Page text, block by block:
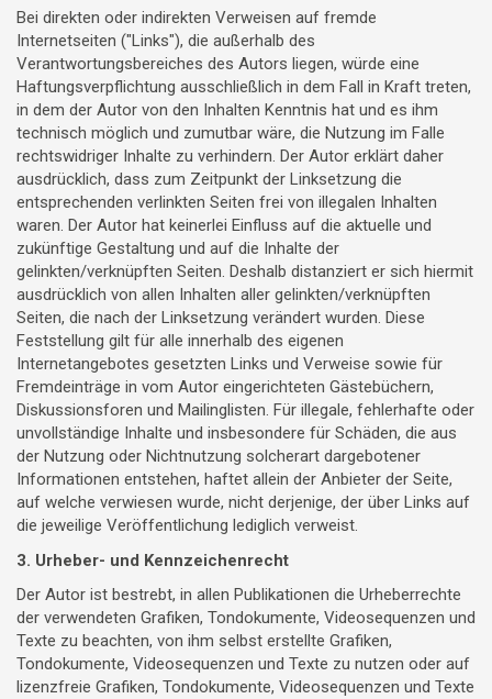
Bei direkten oder indirekten Verweisen auf fremde
Internetseiten ("Links"), die außerhalb des
Verantwortungsbereiches des Autors liegen, würde eine
Haftungsverpflichtung ausschließlich in dem Fall in Kraft treten,
in dem der Autor von den Inhalten Kenntnis hat und es ihm
technisch möglich und zumutbar wäre, die Nutzung im Falle
rechtswidriger Inhalte zu verhindern. Der Autor erklärt daher
ausdrücklich, dass zum Zeitpunkt der Linksetzung die
entsprechenden verlinkten Seiten frei von illegalen Inhalten
waren. Der Autor hat keinerlei Einfluss auf die aktuelle und
zukünftige Gestaltung und auf die Inhalte der
gelinkten/verknüpften Seiten. Deshalb distanziert er sich hiermit
ausdrücklich von allen Inhalten aller gelinkten/verknüpften
Seiten, die nach der Linksetzung verändert wurden. Diese
Feststellung gilt für alle innerhalb des eigenen
Internetangebotes gesetzten Links und Verweise sowie für
Fremdeinträge in vom Autor eingerichteten Gästebüchern,
Diskussionsforen und Mailinglisten. Für illegale, fehlerhafte oder
unvollständige Inhalte und insbesondere für Schäden, die aus
der Nutzung oder Nichtnutzung solcherart dargebotener
Informationen entstehen, haftet allein der Anbieter der Seite,
auf welche verwiesen wurde, nicht derjenige, der über Links auf
die jeweilige Veröffentlichung lediglich verweist.
3. Urheber- und Kennzeichenrecht
Der Autor ist bestrebt, in allen Publikationen die Urheberrechte
der verwendeten Grafiken, Tondokumente, Videosequenzen und
Texte zu beachten, von ihm selbst erstellte Grafiken,
Tondokumente, Videosequenzen und Texte zu nutzen oder auf
lizenzfreie Grafiken, Tondokumente, Videosequenzen und Texte